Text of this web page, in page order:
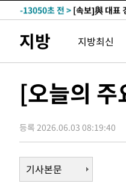
42.08%·宋 10.17%
-12584초 전 > 이강인 "아틀
-6293초 전 >
낮 최고 35도 '
-5563초 전 >[속보]이강인 "
-4314초 전 >온열질환 사망
1시간 전 >백운산서 80년근
2시간 전 >선재도서 해루질
2시간 전 >남자 농구, 나고야
3시간 전 >여수 오동도 해상
지방 지방최신
[오늘의
등록 2026.06.03 08:19:40
기사본문